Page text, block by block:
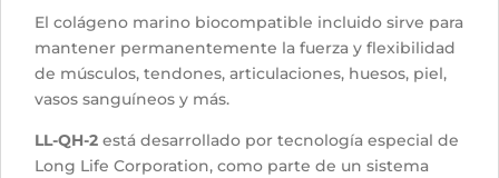
El colágeno marino biocompatible incluido sirve para
mantener permanentemente la fuerza y flexibilidad
de músculos, tendones, articulaciones, huesos, piel,
vasos sanguíneos y más.
LL-QH-2 está desarrollado por tecnología especial de
Long Life Corporation, como parte de un sistema